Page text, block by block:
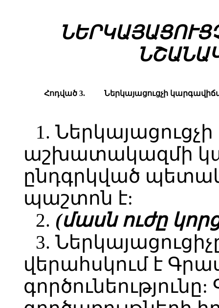
Հոդված 3. Ներկայացուցչի
1.
աշխատակազմի
ընդգրկված
պաշտոն է:
2. (մասն ուժը
3.
վերահսկում է